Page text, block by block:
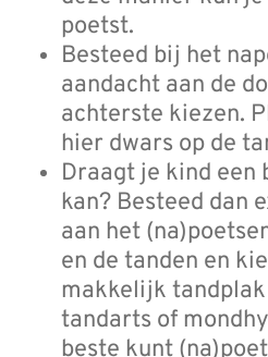
poetst.
Besteed bij het
aandacht aan de
achterste kiezen.
hier dwars op de
Draagt je kind een
kan? Besteed dan
aan het
en de tanden en
makkelijk
tandarts of
beste kunt